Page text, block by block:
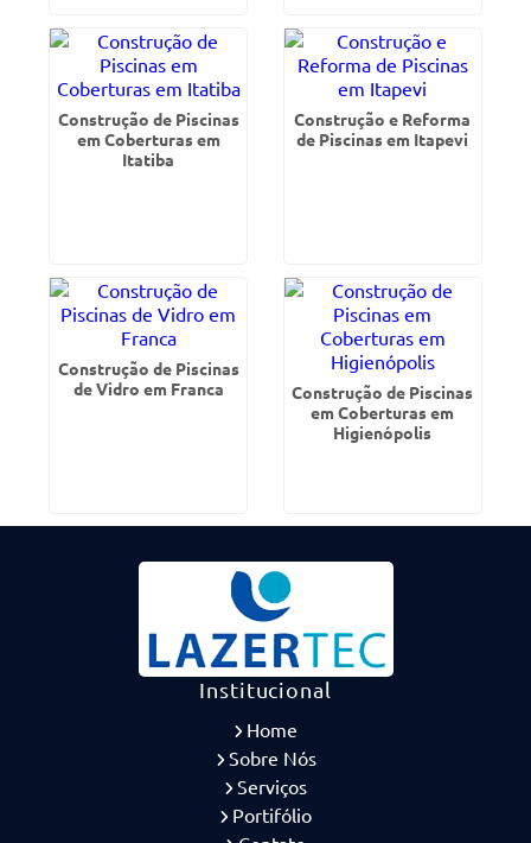
Construção de Piscinas
em Coberturas em
Itatiba
Construção e Reforma
de Piscinas em Itapevi
Construção de Piscinas
de Vidro em Franca
Construção de Piscinas
em Coberturas em
Higienópolis
Institucional
Home
Sobre Nós
Serviços
Portifólio